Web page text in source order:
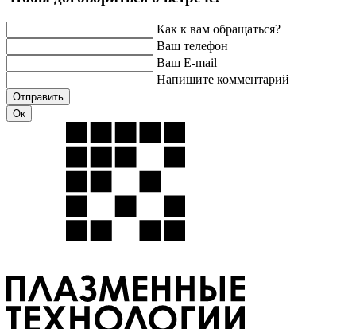
Как к вам обращаться?
Ваш телефон
Ваш E-mail
Напишите комментарий
Отправить
Ок